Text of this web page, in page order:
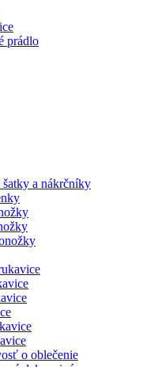
prádlo
a nákrčníky
o oblečenie